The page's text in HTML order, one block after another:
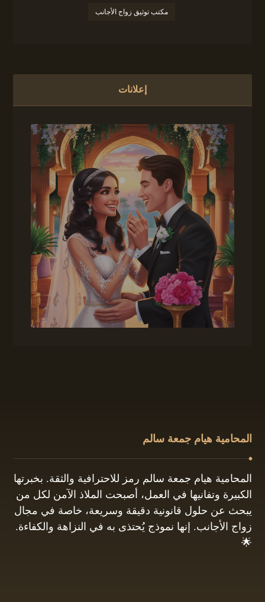
مكتب توثيق زواج الأجانب
إعلانات
المحامية هيام جمعة سالم
المحامية هيام جمعة سالم رمز للاحترافية والثقة. بخبرتها
الكبيرة وتفانيها في العمل، أصبحت الملاذ الآمن لكل من
يبحث عن حلول قانونية دقيقة وسريعة، خاصة في مجال
زواج الأجانب. إنها نموذج يُحتذى به في النزاهة والكفاءة.
🌟